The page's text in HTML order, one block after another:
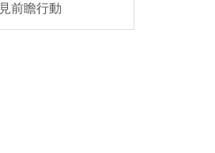
前瞻行動